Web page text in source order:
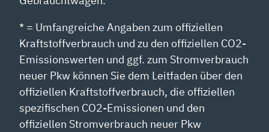
* = Umfangreiche Angaben zum offiziellen
Kraftstoffverbrauch und zu den offiziellen CO2-
Emissionswerten und ggf. zum Stromverbrauch
neuer Pkw können Sie dem Leitfaden über den
offiziellen Kraftstoffverbrauch, die offiziellen
spezifischen CO2-Emissionen und den
offiziellen Stromverbrauch neuer Pkw